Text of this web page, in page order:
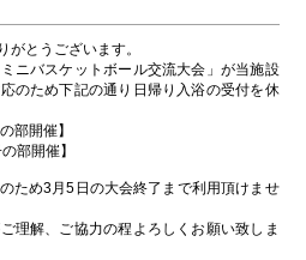
がとうございます。
ニバスケットボール交流大会」が当施設
のため下記の通り日帰り入浴の受付を休
部開催】
部開催】
ため3月5日の大会終了まで利用頂けませ
理解、ご協力の程よろしくお願い致しま